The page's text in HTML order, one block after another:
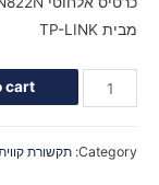
מבית TP-LINK
cart
Category: תקשורת